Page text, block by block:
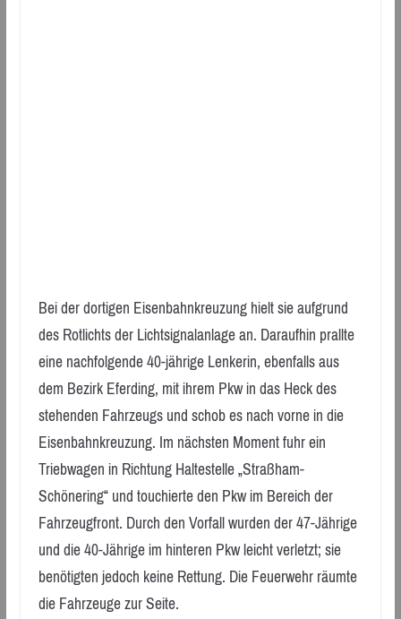
Bei der dortigen Eisenbahnkreuzung hielt sie aufgrund
des Rotlichts der Lichtsignalanlage an. Daraufhin prallte
eine nachfolgende 40-jährige Lenkerin, ebenfalls aus
dem Bezirk Eferding, mit ihrem Pkw in das Heck des
stehenden Fahrzeugs und schob es nach vorne in die
Eisenbahnkreuzung. Im nächsten Moment fuhr ein
Triebwagen in Richtung Haltestelle „Straßham-
Schönering“ und touchierte den Pkw im Bereich der
Fahrzeugfront. Durch den Vorfall wurden der 47-Jährige
und die 40-Jährige im hinteren Pkw leicht verletzt; sie
benötigten jedoch keine Rettung. Die Feuerwehr räumte
die Fahrzeuge zur Seite.